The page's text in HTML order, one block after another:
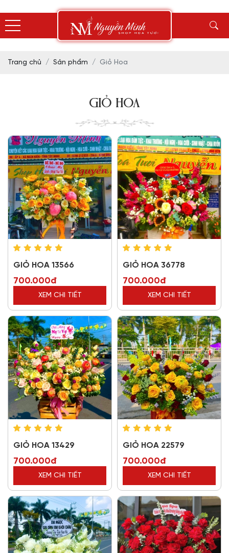
Trang chủ Sản phẩm Giỏ Hoa
GIỎ HOA
GIỎ HOA 13566
700.000đ
XEM CHI TIẾT
GIỎ HOA 36778
700.000đ
XEM CHI TIẾT
GIỎ HOA 13429
700.000đ
XEM CHI TIẾT
GIỎ HOA 22579
700.000đ
XEM CHI TIẾT